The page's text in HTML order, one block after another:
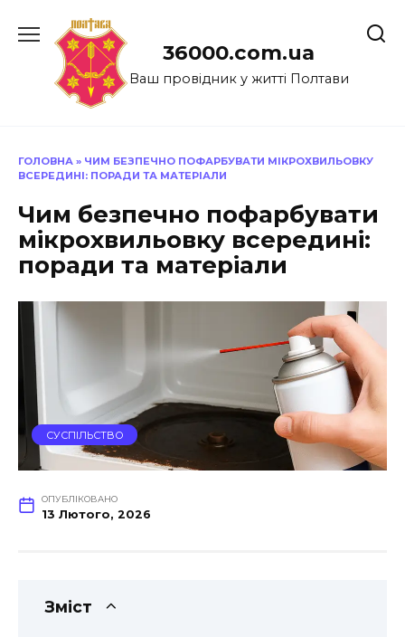
до
36000.com.ua
Ваш провідник у житті Полтави
ГОЛОВНА » ЧИМ БЕЗПЕЧНО ПОФАРБУВАТИ МІКРОХВИЛЬОВКУ
ВСЕРЕДИНІ: ПОРАДИ ТА МАТЕРІАЛИ
Чим безпечно пофарбувати
мікрохвильовку всередині:
поради та матеріали
СУСПІЛЬСТВО
ОПУБЛІКОВАНО
13 Лютого, 2026
Зміст